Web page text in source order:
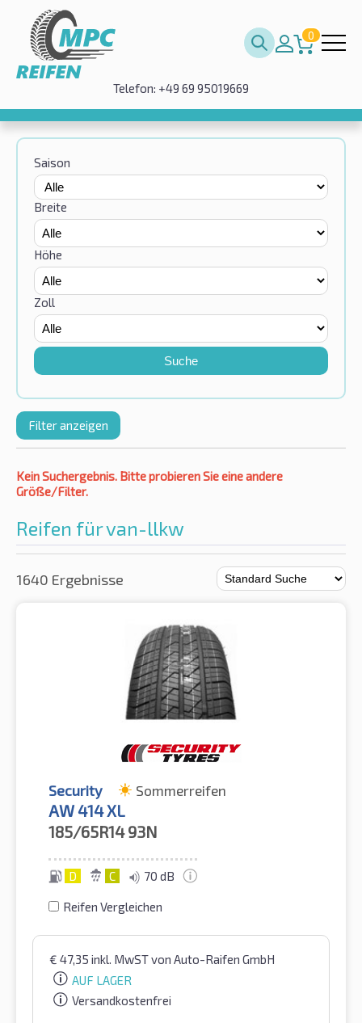
0
Telefon: +49 69 95019669
Saison
Breite
Höhe
Zoll
Suche
Filter anzeigen
Kein Suchergebnis. Bitte probieren Sie eine andere
Größe/Filter.
Reifen für van-llkw
1640 Ergebnisse
Security Sommerreifen
AW 414 XL
185/65R14 93N
D C 70 dB
Reifen Vergleichen
€ 47,35 inkl. MwSTvon Auto-Raifen GmbH
AUF LAGER
Versandkostenfrei